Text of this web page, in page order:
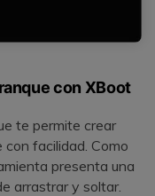
con XBoot
te permite crear
con facilidad. Como
presenta una
arrastrar y soltar.